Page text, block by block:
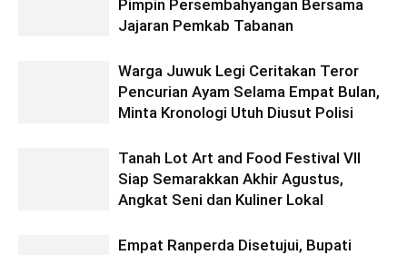
Pimpin Persembahyangan Bersama
Jajaran Pemkab Tabanan
Warga Juwuk Legi Ceritakan Teror
Pencurian Ayam Selama Empat Bulan,
Minta Kronologi Utuh Diusut Polisi
Tanah Lot Art and Food Festival VII
Siap Semarakkan Akhir Agustus,
Angkat Seni dan Kuliner Lokal
Empat Ranperda Disetujui, Bupati